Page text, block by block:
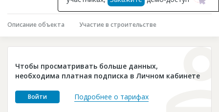
База строящихся объектов
Инвестпроекты
Глоссарий
Платные услуги
Пресс-релизы
Описание объекта Участие в строительстве
Чтобы просматривать больше данных,
необходима платная подписка в Личном кабинете
Войти Подробнее о тарифах